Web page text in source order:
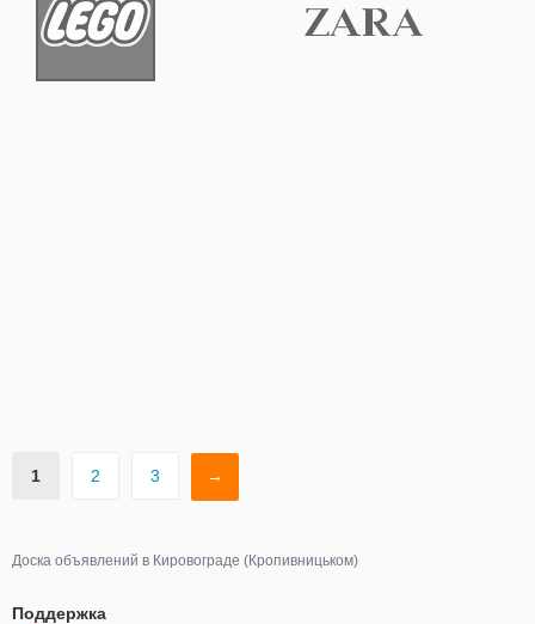
1 2 3 →
Доска объявлений в Кировограде (Кропивницьком)
Поддержка